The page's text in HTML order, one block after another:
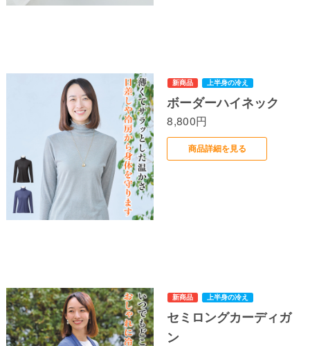
ボーダーハイネック
8,800円
商品詳細を見る
セミロングカーディガ
ン